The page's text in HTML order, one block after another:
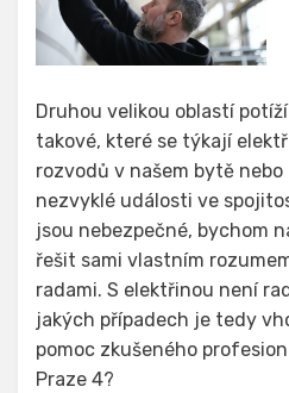
Druhou velikou oblastí
takové, které se týkají
rozvodů v našem bytě
nezvyklé události ve
jsou nebezpečné, bychom
řešit sami vlastním
radami. S elektřinou není
jakých případech je tedy
pomoc zkušeného
Praze 4?